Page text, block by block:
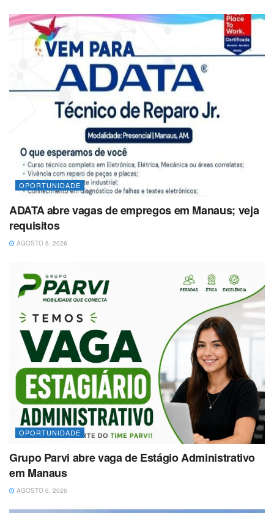
OPORTUNIDADE
ADATA abre vagas de empregos em Manaus; veja
requisitos
AGOSTO 6, 2026
OPORTUNIDADE
Grupo Parvi abre vaga de Estágio Administrativo
em Manaus
AGOSTO 6, 2026